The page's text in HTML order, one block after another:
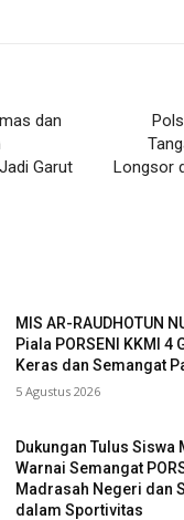
dan
Garut
Longsor
MIS AR-RAUDHOTUN
Piala PORSENI KKMI 4
Keras dan Semangat
5 Agustus 2026
Dukungan Tulus Siswa
Warnai Semangat
Madrasah Negeri dan
dalam Sportivitas